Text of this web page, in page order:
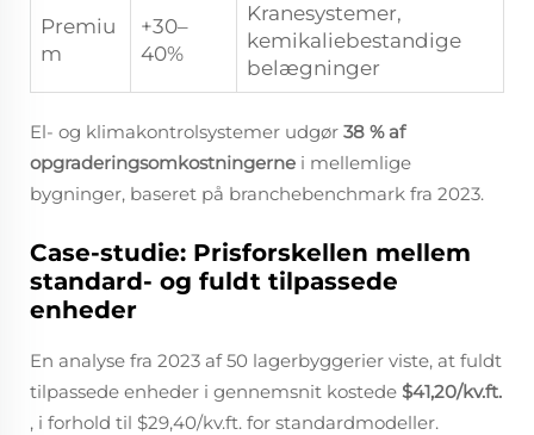
Premiu
m
+30–
40%
Kranesystemer,
kemikaliebestandige
belægninger
El- og klimakontrolsystemer udgør 38 % af
opgraderingsomkostningerne i mellemlige
bygninger, baseret på branchebenchmark fra 2023.
Case-studie: Prisforskellen mellem
standard- og fuldt tilpassede
enheder
En analyse fra 2023 af 50 lagerbyggerier viste, at fuldt
tilpassede enheder i gennemsnit kostede $41,20/kv.ft.
, i forhold til $29,40/kv.ft. for standardmodeller.